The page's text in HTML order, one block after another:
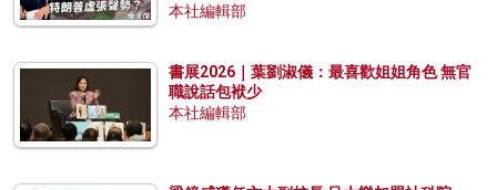
本社編輯部
書展2026｜葉劉淑儀：最喜歡姐姐角色 無官
職說話包袱少
本社編輯部